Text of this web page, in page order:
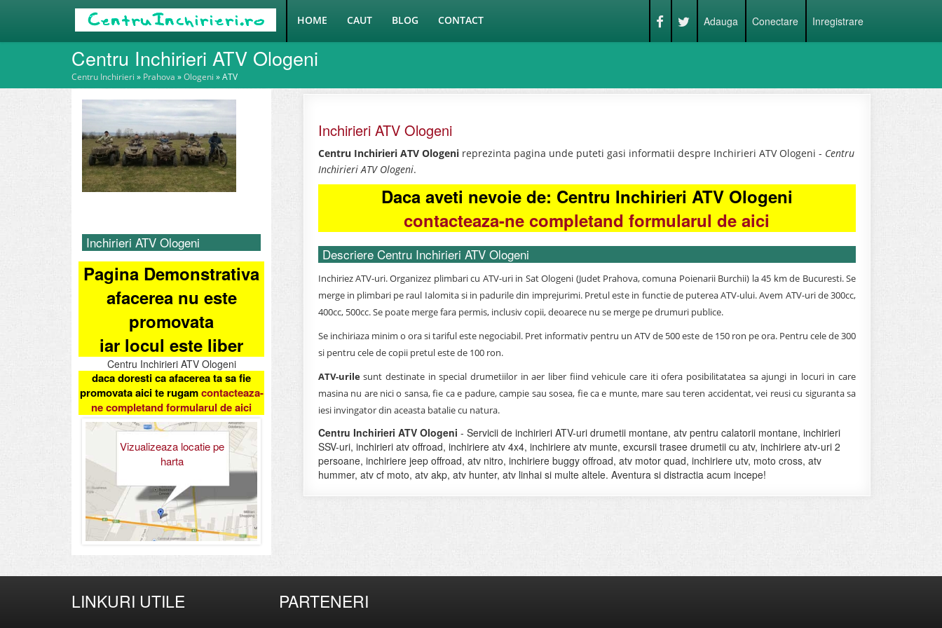
Adauga Conectare Inregistrare
HOME CAUT BLOG CONTACT
Centru Inchirieri ATV Ologeni
Centru Inchirieri » Prahova »Ologeni »ATV
Inchirieri ATV Ologeni
Pagina Demonstrativa
afacerea nu este
promovata
iar locul este liber
Centru Inchirieri ATV Ologeni
daca doresti ca afacerea ta sa fie
promovata aici te rugamcontacteaza-
ne completand formularul de aici
Vizualizeaza locatie pe
harta
Inchirieri ATV Ologeni
Centru Inchirieri ATV Ologenireprezinta pagina unde puteti gasi informatii despre Inchirieri ATV Ologeni - Centru
Inchirieri ATV Ologeni.
Daca aveti nevoie de: Centru Inchirieri ATV Ologeni
contacteaza-ne completand formularul de aici
Descriere Centru Inchirieri ATV Ologeni
Inchiriez ATV-uri. Organizez plimbari cu ATV-uri in Sat Ologeni (Judet Prahova, comuna Poienarii Burchii) la 45 km de Bucuresti. Se
merge in plimbari pe raul Ialomita si in padurile din imprejurimi. Pretul este in functie de puterea ATV-ului. Avem ATV-uri de 300cc,
400cc, 500cc. Se poate merge fara permis, inclusiv copii, deoarece nu se merge pe drumuri publice.
Se inchiriaza minim o ora si tariful este negociabil. Pret informativ pentru un ATV de 500 este de 150 ron pe ora. Pentru cele de 300
si pentru cele de copii pretul este de 100 ron.
ATV-urilesunt destinate in special drumetiilor in aer liber fiind vehicule care iti ofera posibilitatatea sa ajungi in locuri in care
masina nu are nici o sansa, fie ca e padure, campie sau sosea, fie ca e munte, mare sau teren accidentat, vei reusi cu siguranta sa
iesi invingator din aceasta batalie cu natura.
Centru Inchirieri ATV Ologeni - Servicii de inchirieri ATV-uri drumetii montane, atv pentru calatorii montane, inchirieri
SSV-uri, inchirieri atv offroad, inchiriere atv 4x4, inchiriere atv munte, excursii trasee drumetii cu atv, inchiriere atv-uri 2
persoane, inchiriere jeep offroad, atv nitro, inchiriere buggy offroad, atv motor quad, inchiriere utv, moto cross, atv
hummer, atv cf moto, atv akp, atv hunter, atv linhai si multe altele. Aventura si distractia acum incepe!
LINKURI UTILE PARTENERI